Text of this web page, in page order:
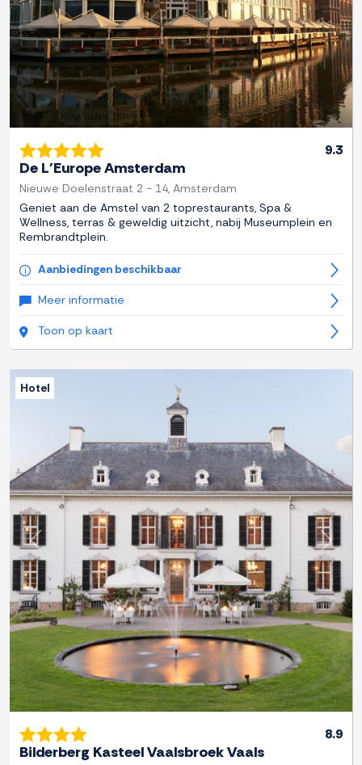
9.3
De L'Europe Amsterdam
Nieuwe Doelenstraat 2 - 14, Amsterdam
Geniet aan de Amstel van 2 toprestaurants, Spa &
Wellness, terras & geweldig uitzicht, nabij Museumplein en
Rembrandtplein.
Aanbiedingen beschikbaar
Meer informatie
Toon op kaart
Previous Next
Hotel
8.9
Bilderberg Kasteel Vaalsbroek Vaals